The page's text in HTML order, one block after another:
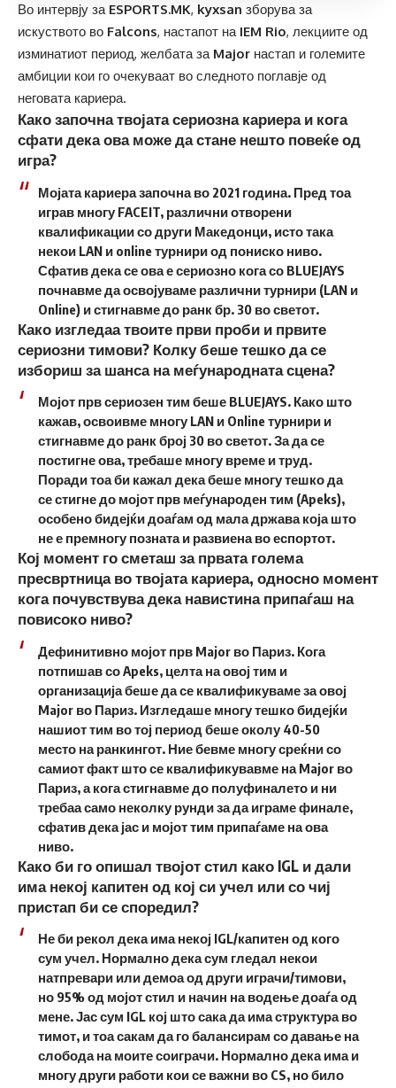
Во интервју за ESPORTS.MK, kyxsan зборува за
искуството во Falcons, настапот на IEM Rio, лекциите од
изминатиот период, желбата за Major настап и големите
амбиции кои го очекуваат во следното поглавје од
неговата кариера.
Како започна твојата сериозна кариера и кога
сфати дека ова може да стане нешто повеќе од
игра?
Мојата кариера започна во 2021 година. Пред тоа
играв многу FACEIT, различни отворени
квалификации со други Македонци, исто така
некои LAN и online турнири од пониско ниво.
Сфатив дека се ова е сериозно кога со BLUEJAYS
почнавме да освојуваме различни турнири (LAN и
Online) и стигнавме до ранк бр. 30 во светот.
Како изгледаа твоите први проби и првите
сериозни тимови? Колку беше тешко да се
избориш за шанса на меѓународната сцена?
Мојот прв сериозен тим беше BLUEJAYS. Како што
кажав, освоивме многу LAN и Online турнири и
стигнавме до ранк број 30 во светот. За да се
постигне ова, требаше многу време и труд.
Поради тоа би кажал дека беше многу тешко да
се стигне до мојот прв меѓународен тим (Apeks),
особено бидејќи доаѓам од мала држава која што
не е премногу позната и развиена во еспортот.
Кој момент го сметаш за првата голема
пресвртница во твојата кариера, односно момент
кога почувствува дека навистина припаѓаш на
повисоко ниво?
Дефинитивно мојот прв Major во Париз. Кога
потпишав со Apeks, целта на овој тим и
организација беше да се квалификуваме за овој
Major во Париз. Изгледаше многу тешко бидејќи
нашиот тим во тој период беше околу 40-50
место на ранкингот. Ние бевме многу среќни со
самиот факт што се квалификувавме на Major во
Париз, а кога стигнавме до полуфиналето и ни
требаа само неколку рунди за да играме финале,
сфатив дека јас и мојот тим припаѓаме на ова
ниво.
Како би го опишал твојот стил како IGL и дали
има некој капитен од кој си учел или со чиј
пристап би се споредил?
Не би рекол дека има некој IGL/капитен од кого
сум учел. Нормално дека сум гледал некои
натпревари или демоа од други играчи/тимови,
но 95% од мојот стил и начин на водење доаѓа од
мене. Јас сум IGL кој што сака да има структура во
тимот, и тоа сакам да го балансирам со давање на
слобода на моите соиграчи. Нормално дека има и
многу други работи кои се важни во CS, но било